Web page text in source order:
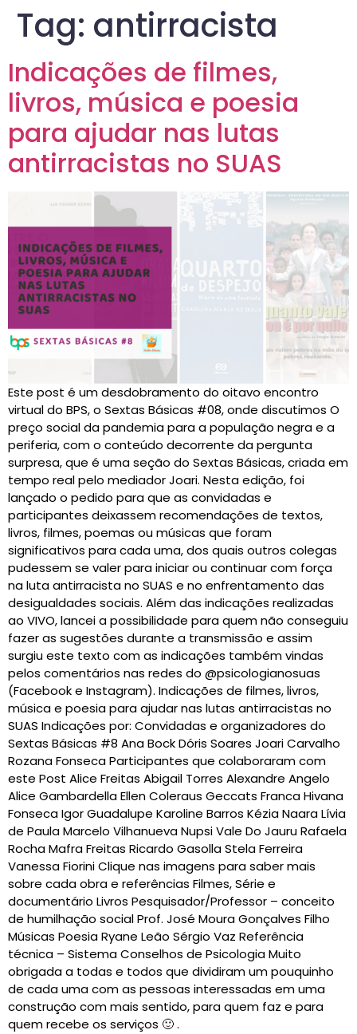
Tag: antirracista
Indicações de filmes,
livros, música e poesia
para ajudar nas lutas
antirracistas no SUAS
Este post é um desdobramento do oitavo encontro
virtual do BPS, o Sextas Básicas #08, onde discutimos O
preço social da pandemia para a população negra e a
periferia, com o conteúdo decorrente da pergunta
surpresa, que é uma seção do Sextas Básicas, criada em
tempo real pelo mediador Joari. Nesta edição, foi
lançado o pedido para que as convidadas e
participantes deixassem recomendações de textos,
livros, filmes, poemas ou músicas que foram
significativos para cada uma, dos quais outros colegas
pudessem se valer para iniciar ou continuar com força
na luta antirracista no SUAS e no enfrentamento das
desigualdades sociais. Além das indicações realizadas
ao VIVO, lancei a possibilidade para quem não conseguiu
fazer as sugestões durante a transmissão e assim
surgiu este texto com as indicações também vindas
pelos comentários nas redes do @psicologianosuas
(Facebook e Instagram). Indicações de filmes, livros,
música e poesia para ajudar nas lutas antirracistas no
SUAS Indicações por: Convidadas e organizadores do
Sextas Básicas #8 Ana Bock Dóris Soares Joari Carvalho
Rozana Fonseca Participantes que colaboraram com
este Post Alice Freitas Abigail Torres Alexandre Angelo
Alice Gambardella Ellen Coleraus Geccats Franca Hivana
Fonseca Igor Guadalupe Karoline Barros Kézia Naara Lívia
de Paula Marcelo Vilhanueva Nupsi Vale Do Jauru Rafaela
Rocha Mafra Freitas Ricardo Gasolla Stela Ferreira
Vanessa Fiorini Clique nas imagens para saber mais
sobre cada obra e referências Filmes, Série e
documentário Livros Pesquisador/Professor – conceito
de humilhação social Prof. José Moura Gonçalves Filho
Músicas Poesia Ryane Leão Sérgio Vaz Referência
técnica – Sistema Conselhos de Psicologia Muito
obrigada a todas e todos que dividiram um pouquinho
de cada uma com as pessoas interessadas em uma
construção com mais sentido, para quem faz e para
quem recebe os serviços 🙂 .